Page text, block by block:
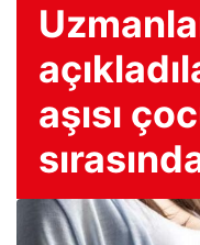
aşısı